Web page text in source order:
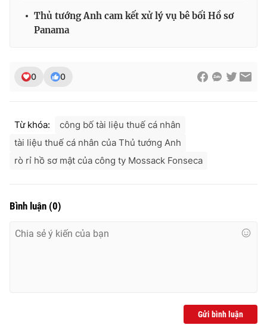
Phó Tổng Biên tập:Nguyễn Thị Mỹ Hạnh, Phạm Quốc Thắng,
Nguyễn Trọng Ninh
Email: toasoan@vtv.vn
Thủ tướng Anh cam kết xử lý vụ bê bối Hồ sơ
Panama
0 0
Từ khóa:
công bố tài liệu thuế cá nhân
tài liệu thuế cá nhân của Thủ tướng Anh
rò rỉ hồ sơ mật của công ty Mossack Fonseca
Bình luận (0)
Gửi bình luận